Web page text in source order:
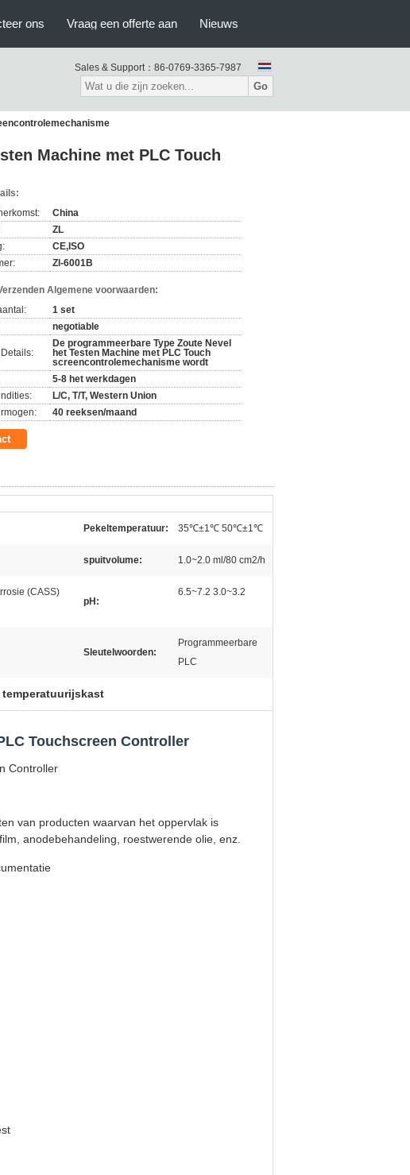
ons Vraag een offerte aan Nieuws
Sales & Support： 86-0769-3365-7987
Go
Machine met PLC Touch
China
ZL
CE,ISO
Zl-6001B
Algemene voorwaarden:
1 set
negotiable
De programmeerbare Type Zoute Nevel
het Testen Machine met PLC Touch
screencontrolemechanisme wordt
5-8 het werkdagen
L/C, T/T, Western Union
40 reeksen/maand
Pekeltemperatuur: 35℃±1℃ 50℃±1℃
spuitvolume: 1.0~2.0 ml/80 cm2/h
(CASS)
pH:
6.5~7.2 3.0~3.2
Sleutelwoorden:
Programmeerbare
PLC
temperatuurijskast
Touchscreen Controller
Controller
van producten waarvan het oppervlak is
anodebehandeling, roestwerende olie, enz.